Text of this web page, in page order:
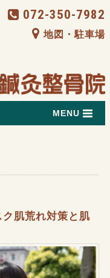
072-350-7982
地図・駐車場
MENU
肌荒れ対策と肌